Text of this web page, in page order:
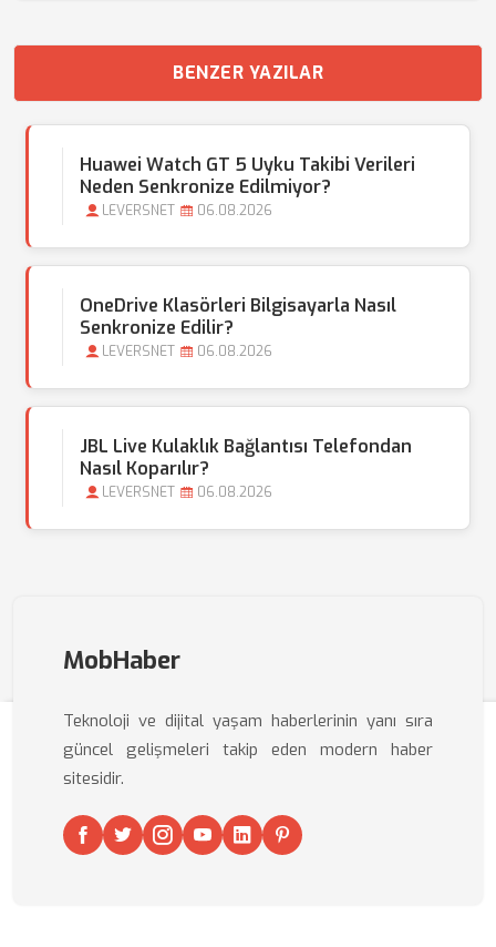
BENZER YAZILAR
Huawei Watch GT 5 Uyku Takibi Verileri
Neden Senkronize Edilmiyor?
LEVERSNET 06.08.2026
OneDrive Klasörleri Bilgisayarla Nasıl
Senkronize Edilir?
LEVERSNET 06.08.2026
JBL Live Kulaklık Bağlantısı Telefondan
Nasıl Koparılır?
LEVERSNET 06.08.2026
MobHaber
Teknoloji ve dijital yaşam haberlerinin yanı sıra
güncel gelişmeleri takip eden modern haber
sitesidir.